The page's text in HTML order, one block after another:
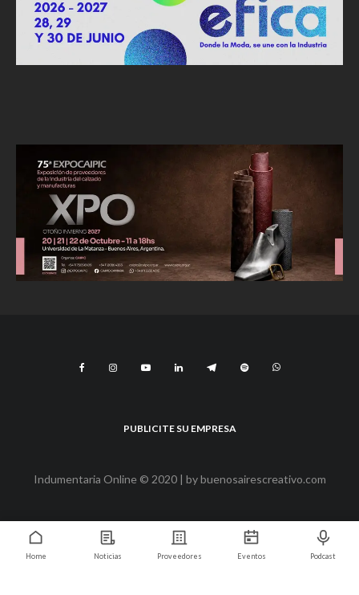
PUBLICITE SU EMPRESA
Indumentaria Online © 2020 | bybuenosairescreativo.com
Home Noticias Proveedores Eventos Podcast